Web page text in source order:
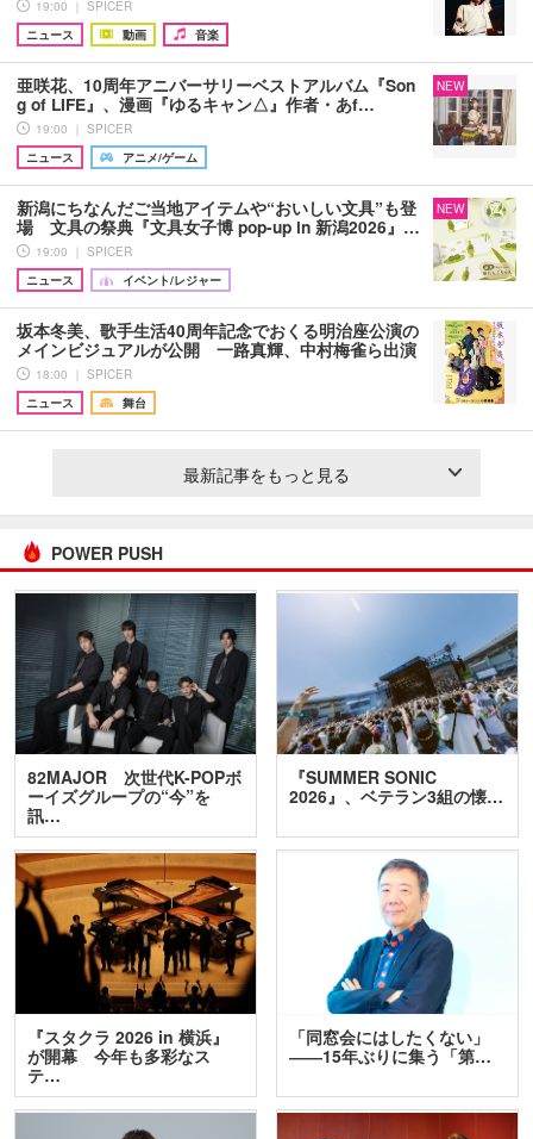
19:00 ｜ SPICER
ニュース
動画 音楽
亜咲花、10周年アニバーサリーベストアルバム『Son
g of LIFE』、漫画『ゆるキャン△』作者・あf…
19:00 ｜ SPICER
ニュース
アニメ/ゲーム
NEW
新潟にちなんだご当地アイテムや“おいしい文具”も登
場 文具の祭典『文具女子博 pop-up in 新潟2026』…
19:00 ｜ SPICER
ニュース
イベント/レジャー
NEW
坂本冬美、歌手生活40周年記念でおくる明治座公演の
メインビジュアルが公開 一路真輝、中村梅雀ら出演
18:00 ｜ SPICER
ニュース
舞台
最新記事をもっと見る
POWER PUSH
82MAJOR 次世代K-POPボ
ーイズグループの“今”を
訊…
『SUMMER SONIC
2026』、ベテラン3組の懐…
『スタクラ 2026 in 横浜』
が開幕 今年も多彩なス
テ…
「同窓会にはしたくない」
――15年ぶりに集う「第…